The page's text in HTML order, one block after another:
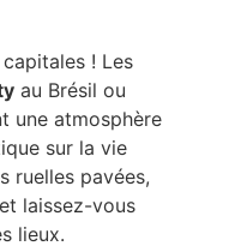
! Les
au Brésil ou
une atmosphère
sur la vie
ruelles pavées,
laissez-vous
lieux.